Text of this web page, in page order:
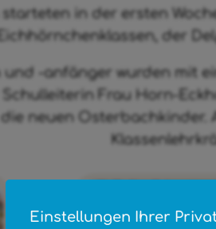
in der ersten
Eichhörnchenklassen, der
und -anfänger wurden mit
Frau Horn-
neuen
Einstellungen Ihrer